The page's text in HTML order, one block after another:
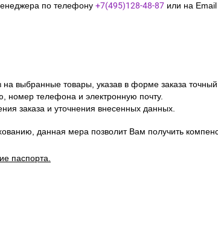
по телефону +7(495)128-48-87 или на
выбранные товары, указав в форме заказа
телефона и электронную почту.
заказа и уточнения внесенных данных.
данная мера позволит Вам получить
паспорта.